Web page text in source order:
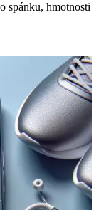
spánku, hmotnosti